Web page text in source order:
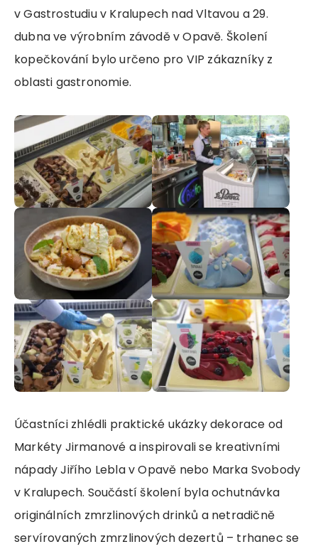
v Gastrostudiu v Kralupech nad Vltavou a 29.
dubna ve výrobním závodě v Opavě. Školení
kopečkování bylo určeno pro VIP zákazníky z
oblasti gastronomie.
Účastníci zhlédli praktické ukázky dekorace od
Markéty Jirmanové a inspirovali se kreativními
nápady Jiřího Lebla v Opavě nebo Marka Svobody
v Kralupech. Součástí školení byla ochutnávka
originálních zmrzlinových drinků a netradičně
servírovaných zmrzlinových dezertů – trhanec se